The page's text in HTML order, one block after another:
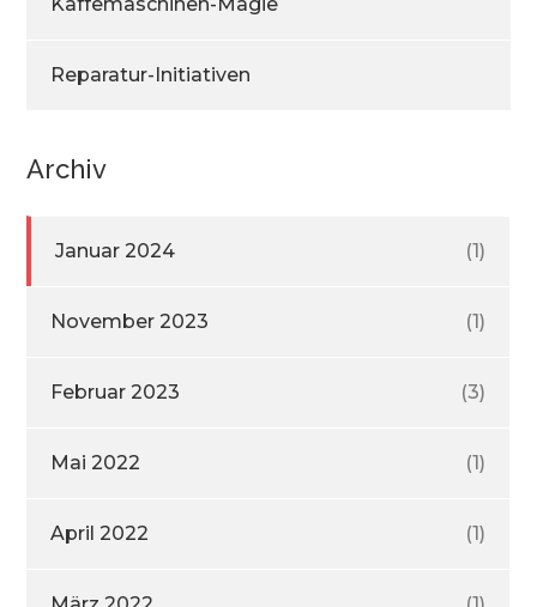
Reparatur-Initiativen
Archiv
Januar 2024 (1)
November 2023 (1)
Februar 2023 (3)
Mai 2022 (1)
April 2022 (1)